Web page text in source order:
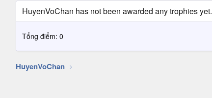
HuyenVoChan has not been awarded any trophies yet.
Tổng điểm: 0
HuyenVoChan